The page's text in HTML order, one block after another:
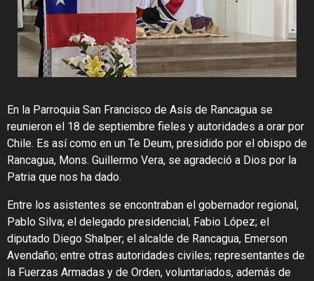
En la Parroquia San Francisco de Asís de Rancagua se
reunieron el 18 de septiembre fieles y autoridades a orar por
Chile. Es así como en un Te Deum, presidido por el obispo de
Rancagua, Mons. Guillermo Vera, se agradeció a Dios por la
Patria que nos ha dado.
Entre los asistentes se encontraban el gobernador regional,
Pablo Silva; el delegado presidencial, Fabio López; el
diputado Diego Shalper; el alcalde de Rancagua, Emerson
Avendaño; entre otras autoridades civiles; representantes de
la Fuerzas Armadas y de Orden, voluntariados, además de